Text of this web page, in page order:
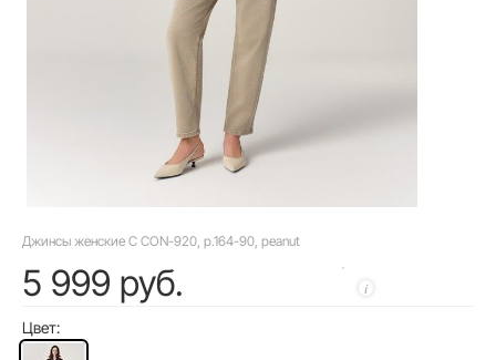
Джинсы женские C CON-920, р.164-90, peanut
5 999 руб.
Цвет: